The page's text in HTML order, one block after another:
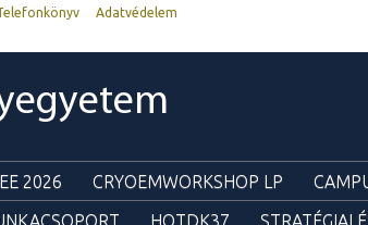
Adatvédelem
2026 CRYOEMWORKSHOP LP
HOTDK37 STRATÉGIAI